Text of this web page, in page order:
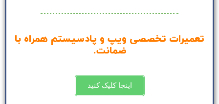
تعمیرات تخصصی ویپ و پادسیستم همراه با
ضمانت.
اینجا کلیک کنید